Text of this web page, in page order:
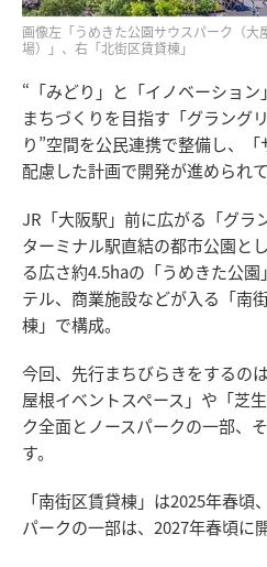
画像左「うめきた公園サウスパーク（大
場）」、右「北街区賃貸棟」
“「みどり」と「イノベーショ
まちづくりを目指す「グラング
り”空間を公民連携で整備し、
配慮した計画で開発が進められて
JR「大阪駅」前に広がる「グラ
ターミナル駅直結の都市公園と
る広さ約4.5haの「うめきた公
テル、商業施設などが入る「南
棟」で構成。
今回、先行まちびらきをするの
屋根イベントスペース」や「芝
ク全面とノースパークの一部、
す。
「南街区賃貸棟」は2025年春
パークの一部は、2027年春頃に